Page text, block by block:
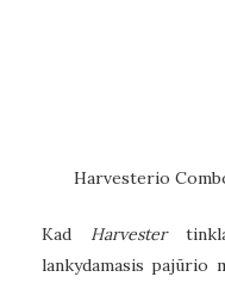
Harvesterio
Kad Harvester
lankydamasis pajūrio